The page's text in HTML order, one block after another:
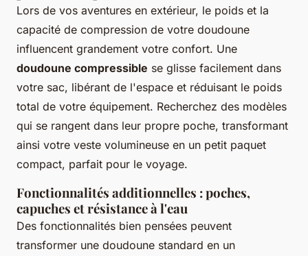
Lors de vos aventures en extérieur, le poids et la
capacité de compression de votre doudoune
influencent grandement votre confort. Une
doudoune compressible se glisse facilement dans
votre sac, libérant de l'espace et réduisant le poids
total de votre équipement. Recherchez des modèles
qui se rangent dans leur propre poche, transformant
ainsi votre veste volumineuse en un petit paquet
compact, parfait pour le voyage.
Fonctionnalités additionnelles : poches,
capuches et résistance à l'eau
Des fonctionnalités bien pensées peuvent
transformer une doudoune standard en un